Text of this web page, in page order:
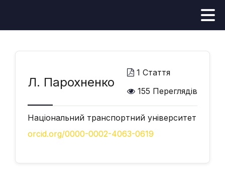
Л. Парохненко
1 Стаття
155 Переглядів
Національний транспортний університет
orcid.org/0000-0002-4063-0619